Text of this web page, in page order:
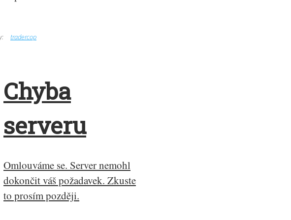
tradercop
Chyba
serveru
Omlouváme se. Server nemohl
dokončit váš požadavek. Zkuste
to prosím později.